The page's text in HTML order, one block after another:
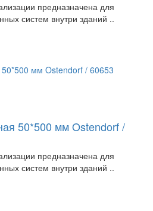
предназначена для
систем внутри зданий ..
50*500 мм Ostendorf /
предназначена для
систем внутри зданий ..